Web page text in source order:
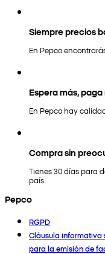
Siempre precios
En Pepco
Espera más,
En Pepco hay
Compra sin
Tienes 30 días para
país.
Pepco
RGPD
Cláusula informativa
para la emisión de